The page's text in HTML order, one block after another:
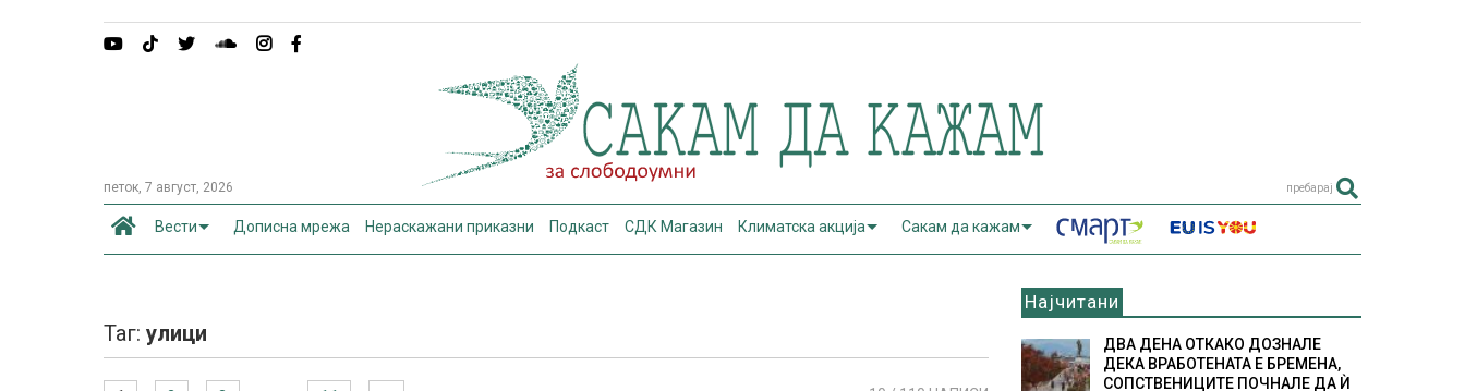
петок, 7 август, 2026 пребарај
Вести Дописна мрежа Нераскажани приказни Подкаст СДК Магазин Климатска акција Сакам да кажам
Таг:улици
Најчитани
ДВА ДЕНА ОТКАКО ДОЗНАЛЕ
ДЕКА ВРАБОТЕНАТА Е БРЕМЕНА,
СОПСТВЕНИЦИТЕ ПОЧНАЛЕ ДА Ѝ